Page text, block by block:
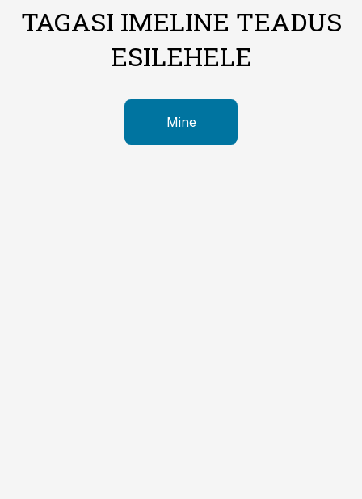
TAGASI IMELINE TEADUS
ESILEHELE
Mine